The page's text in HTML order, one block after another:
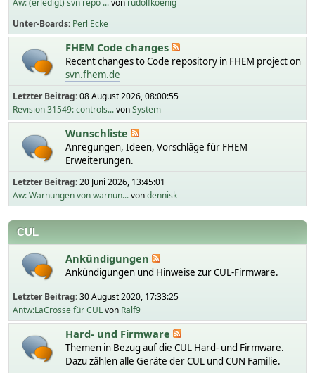
Aw: (erledigt) svn repo ...von rudolfkoenig
Unter-Boards Perl Ecke
FHEM Code changes
Recent changes to Code repository in FHEM project on
svn.fhem.de
Letzter Beitrag:08 August 2026, 08:00:55
Revision 31549: controls...vonSystem
Wunschliste
Anregungen, Ideen, Vorschläge für FHEM
Erweiterungen.
Letzter Beitrag:20 Juni 2026, 13:45:01
Aw: Warnungen von warnun...vondennisk
CUL
Ankündigungen
Ankündigungen und Hinweise zur CUL-Firmware.
Letzter Beitrag:30 August 2020, 17:33:25
Antw:LaCrosse für CULvon Ralf9
Hard- und Firmware
Themen in Bezug auf die CUL Hard- und Firmware.
Dazu zählen alle Geräte der CUL und CUN Familie.